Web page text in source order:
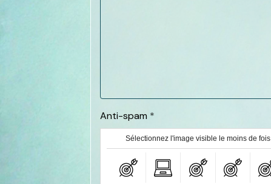
Anti-spam
Sélectionnez l'image visible le moins de fois